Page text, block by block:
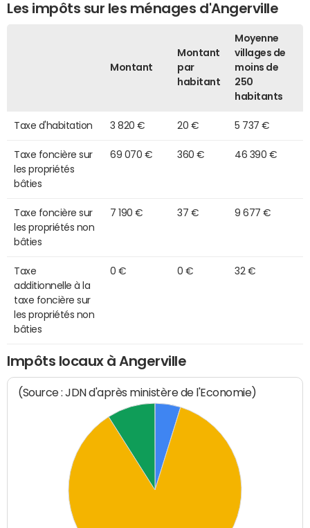
Les impôts sur les ménages d'Angerville
Montant
Montant
par
habitant
Moyenne
villages de
moins de
250
habitants
Taxe d'habitation 3 820 € 20 € 5 737 €
Taxe foncière sur
les propriétés
bâties
69 070 € 360 € 46 390 €
Taxe foncière sur
les propriétés non
bâties
7 190 € 37 € 9 677 €
Taxe
additionnelle à la
taxe foncière sur
les propriétés non
bâties
0 € 0 € 32 €
Impôts locaux à Angerville
(Source : JDN d'après ministère de l'Economie)